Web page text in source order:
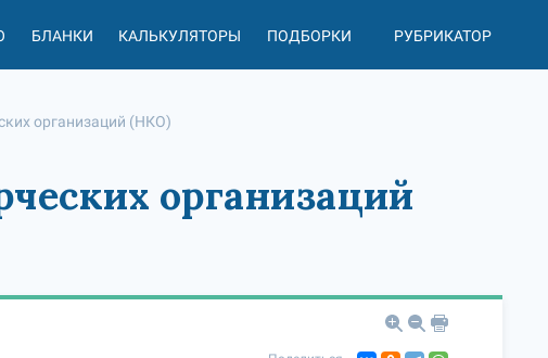
БЛАНКИ КАЛЬКУЛЯТОРЫ ПОДБОРКИ РУБРИКАТОР
организаций (НКО)
организаций